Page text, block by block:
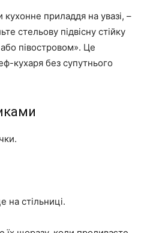
приладдя на увазі, –
стельову підвісну стійку
півостровом». Це
кухаря без супутнього
на стільниці.